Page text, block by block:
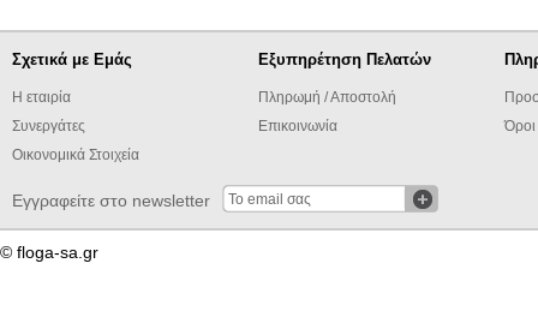
Σχετικά με Εμάς
Η εταιρία
Συνεργάτες
Οικονομικά Στοιχεία
Εξυπηρέτηση Πελατών
Πληρωμή / Αποστολή
Επικοινωνία
Εγγραφείτε στο newsletter
© floga-sa.gr